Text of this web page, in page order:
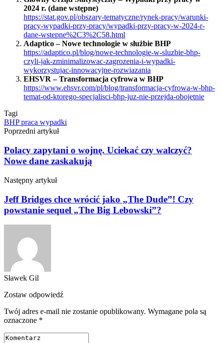
2024 r. (dane wstępne)
https://stat.gov.pl/obszary-tematyczne/rynek-pracy/warunki-
pracy-wypadki-przy-pracy/wypadki-przy-pracy-w-2024-r-
dane-wstepne%2C3%2C58.html
Adaptico – Nowe technologie w służbie BHP
https://adaptico.pl/blog/nowe-technologie-w-sluzbie-bhp-
czyli-jak-zminimalizowac-zagrozenia-i-wypadki-
wykorzystujac-innowacyjne-rozwiazania
EHSVR – Transformacja cyfrowa w BHP
https://www.ehsvr.com/pl/blog/transformacja-cyfrowa-w-bhp-
temat-od-ktorego-specjalisci-bhp-juz-nie-przejda-obojetnie
Tagi
BHPpraca wypadki
Poprzedni artykuł
Polacy zapytani o wojnę. Uciekać czy walczyć?
Nowe dane zaskakują
Następny artykuł
Jeff Bridges chce wrócić jako „The Dude”! Czy
powstanie sequel „The Big Lebowski”?
Sławek Gil
Zostaw odpowiedź
Twój adres e-mail nie zostanie opublikowany. Wymagane pola są
oznaczone *